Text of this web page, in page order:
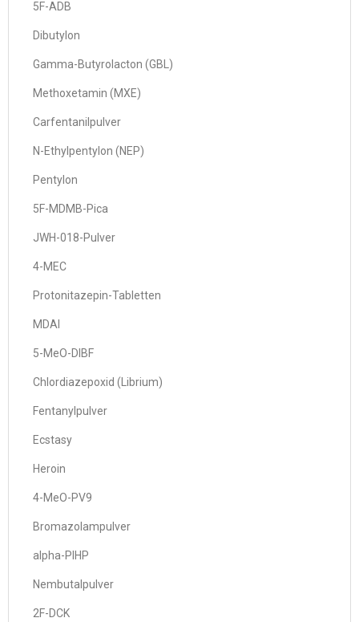
5F-ADB
Dibutylon
Gamma-Butyrolacton (GBL)
Methoxetamin (MXE)
Carfentanilpulver
N-Ethylpentylon (NEP)
Pentylon
5F-MDMB-Pica
JWH-018-Pulver
4-MEC
Protonitazepin-Tabletten
MDAI
5-MeO-DIBF
Chlordiazepoxid (Librium)
Fentanylpulver
Ecstasy
Heroin
4-MeO-PV9
Bromazolampulver
alpha-PIHP
Nembutalpulver
2F-DCK